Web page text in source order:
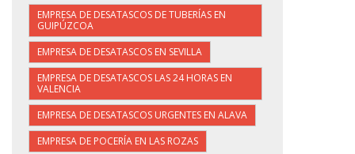
EMPRESA DE DESATASCOS DE TUBERÍAS EN
GUIPÚZCOA
EMPRESA DE DESATASCOS EN SEVILLA
EMPRESA DE DESATASCOS LAS 24 HORAS EN
VALENCIA
EMPRESA DE DESATASCOS URGENTES EN ALAVA
EMPRESA DE POCERÍA EN LAS ROZAS